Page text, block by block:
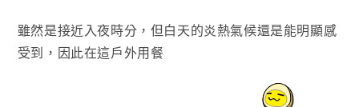
雖然是接近入夜時分 ，但白天的炎熱氣候還是能明顯感
受到
，因此在這戶外用餐